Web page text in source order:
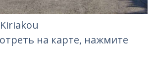
на карте, нажмите